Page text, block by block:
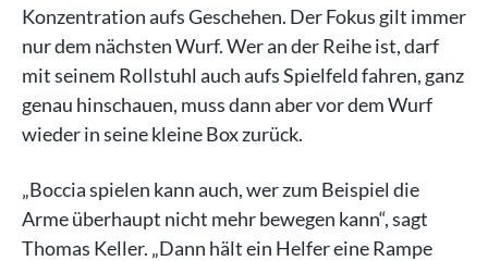
Konzentration aufs Geschehen. Der Fokus gilt immer
nur dem nächsten Wurf. Wer an der Reihe ist, darf
mit seinem Rollstuhl auch aufs Spielfeld fahren, ganz
genau hinschauen, muss dann aber vor dem Wurf
wieder in seine kleine Box zurück.
„Boccia spielen kann auch, wer zum Beispiel die
Arme überhaupt nicht mehr bewegen kann“, sagt
Thomas Keller. „Dann hält ein Helfer eine Rampe